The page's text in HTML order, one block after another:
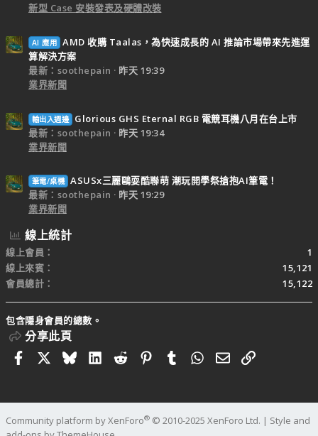
新型 Case 安裝發表及硬體改裝
AI 應用 AMD 收購 Taalas，為快速成長的 AI 推論市場帶來先進運
算解決方案
最新：soothepain
昨天 19:39
業界新聞
輸出入週邊
Glorious GHS Eternal RGB 電競耳機八月在台上市
最新：soothepain
昨天 19:34
業界新聞
筆電/桌機 ASUSx三麗鷗耍酷聯萌 潮玩開學祭搶抱AI筆電！
最新：soothepain
昨天 19:29
業界新聞
線上統計
線上會員
1
線上來賓
15,121
會員總計
15,122
包含隱身會員的總數。
分享此頁
FacebookBlueskyLinkedIn
RedditPinterestTumblrWhatsApp
電子郵件
連結
Community platform by XenForo® © 2010-2025 XenForo Ltd. | Style and